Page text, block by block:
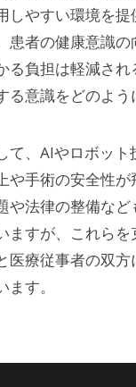
しやすい環境を
患者の健康意識
る負担は軽減さ
る意識をどのよ
て、AIやロボッ
や手術の安全性
や法律の整備な
ますが、これら
医療従事者の双
す。